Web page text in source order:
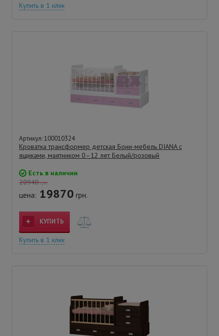
Купить в 1 клик
Артикул: 100010324
Кроватка трансформер детская Бони-мебель DIANA с
ящиками, маятником 0–12 лет Белый/розовый
Есть в наличии
20940грн.
цена: 19870 грн.
КУПИТЬ
Купить в 1 клик